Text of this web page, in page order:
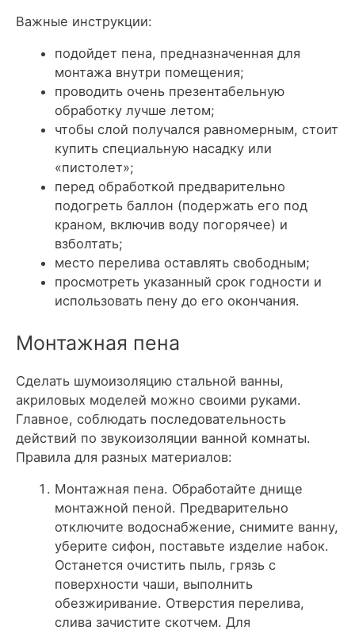
Важные инструкции:
подойдет пена, предназначенная для
монтажа внутри помещения;
проводить очень презентабельную
обработку лучше летом;
чтобы слой получался равномерным, стоит
купить специальную насадку или
«пистолет»;
перед обработкой предварительно
подогреть баллон (подержать его под
краном, включив воду погорячее) и
взболтать;
место перелива оставлять свободным;
просмотреть указанный срок годности и
использовать пену до его окончания.
Монтажная пена
Сделать шумоизоляцию стальной ванны,
акриловых моделей можно своими руками.
Главное, соблюдать последовательность
действий по звукоизоляции ванной комнаты.
Правила для разных материалов:
Монтажная пена. Обработайте днище
монтажной пеной. Предварительно
отключите водоснабжение, снимите ванну,
уберите сифон, поставьте изделие набок.
Останется очистить пыль, грязь с
поверхности чаши, выполнить
обезжиривание. Отверстия перелива,
слива зачистите скотчем. Для